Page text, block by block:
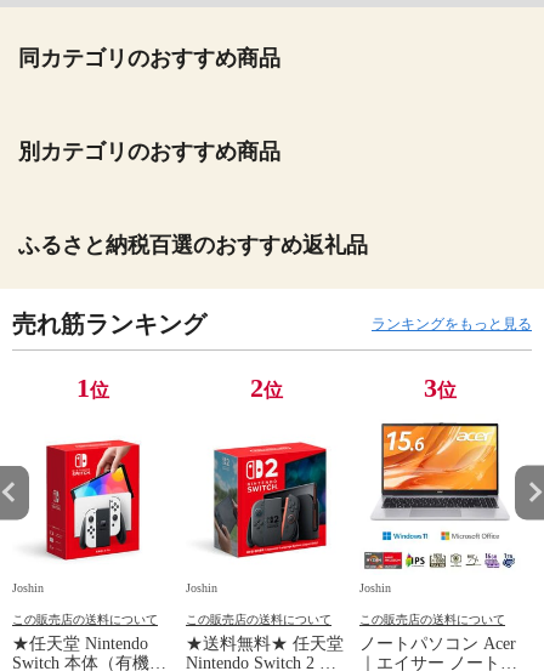
同カテゴリのおすすめ商品
別カテゴリのおすすめ商品
ふるさと納税百選のおすすめ返礼品
売れ筋ランキング ランキングをもっと見る
1位
Joshin
この販売店の送料について
★任天堂 Nintendo
Switch 本体（有機EL
2位
Joshin
この販売店の送料について
★送料無料★ 任天堂
Nintendo Switch 2 本
3位
Joshin
この販売店の送料について
ノートパソコン Acer
｜エイサー ノートパ